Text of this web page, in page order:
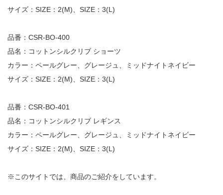
サイズ：SIZE：2(M)、SIZE：3(L)
品番：CSR-BO-400
品名：コットンシルクリブ ショーツ
カラー：ペールグレー、グレージュ、ミッドナイトネイビー
サイズ：SIZE：2(M)、SIZE：3(L)
品番：CSR-BO-401
品名：コットンシルクリブ レギンス
カラー：ペールグレー、グレージュ、ミッドナイトネイビー
サイズ：SIZE：2(M)、SIZE：3(L)
※このサイトでは、商品のご紹介をしています。